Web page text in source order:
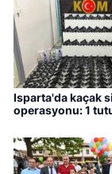
Isparta'da kaçak
operasyonu: 1